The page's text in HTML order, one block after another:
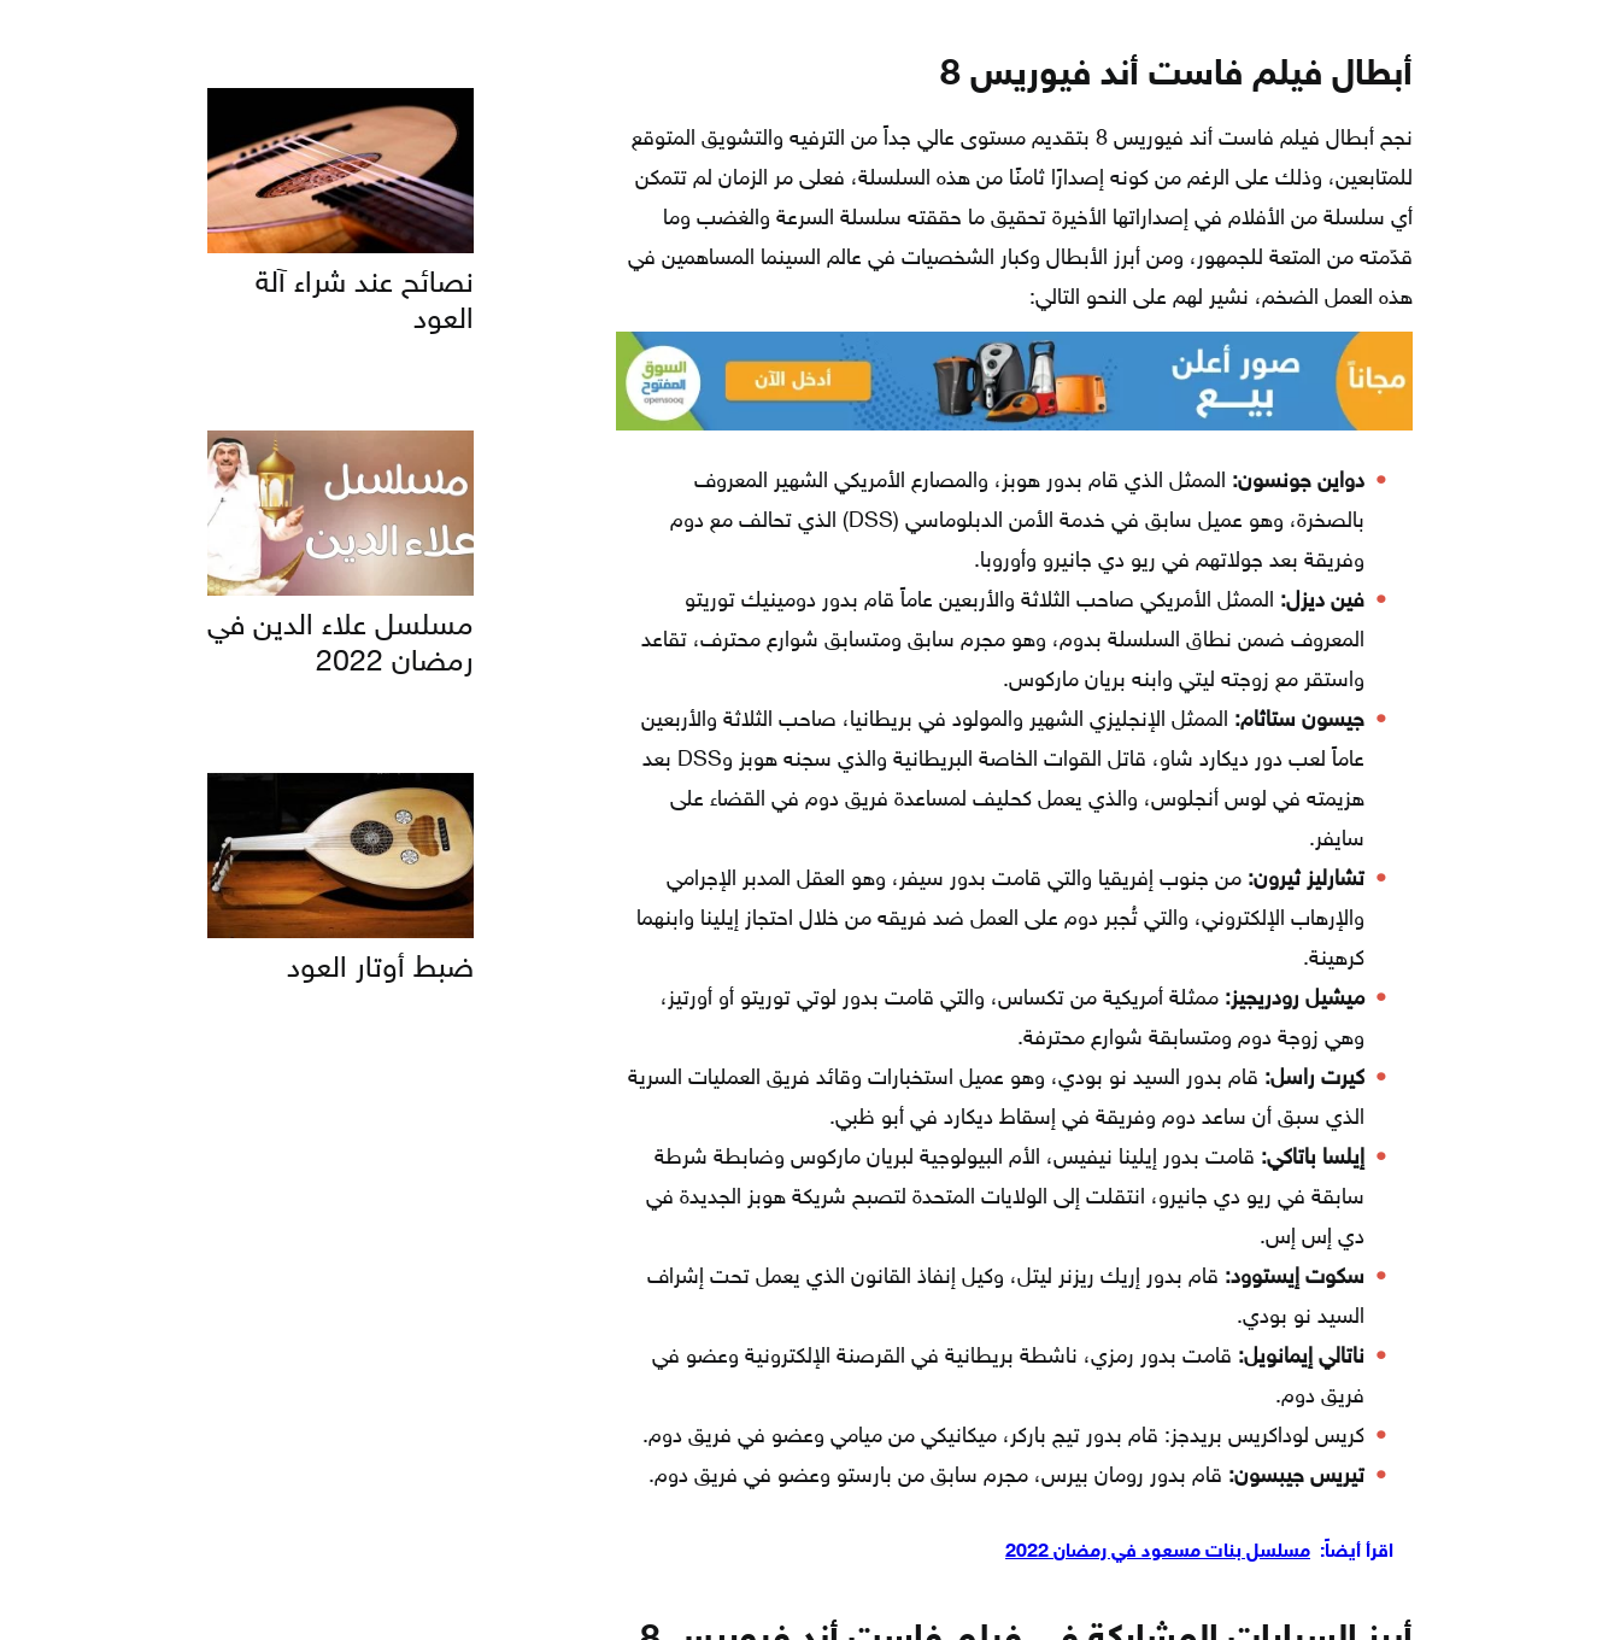
أبطال فيلم فاست أند فيوريس 8
نجح أبطال فيلم فاست أند فيوريس 8 بتقديم مستوى عالي جداً من الترفيه والتشويق المتوقع
للمتابعين، وذلك على الرغم من كونه إصدارًا ثامنًا من هذه السلسلة، فعلى مر الزمان لم تتمكن
أي سلسلة من الأفلام في إصداراتها الأخيرة تحقيق ما حققته سلسلة السرعة والغضب وما
قدّمته من المتعة للجمهور، ومن أبرز الأبطال وكبار الشخصيات في عالم السينما المساهمين في
هذه العمل الضخم، نشير لهم على النحو التالي:
دواين جونسون: الممثل الذي قام بدور هوبز، والمصارع الأمريكي الشهير المعروف
بالصخرة، وهو عميل سابق في خدمة الأمن الدبلوماسي (DSS) الذي تحالف مع دوم
وفريقة بعد جولاتهم في ريو دي جانيرو وأوروبا.
فين ديزل: الممثل الأمريكي صاحب الثلاثة والأربعين عاماً قام بدور دومينيك توريتو
المعروف ضمن نطاق السلسلة بدوم، وهو مجرم سابق ومتسابق شوارع محترف، تقاعد
واستقر مع زوجته ليتي وابنه بريان ماركوس.
جيسون ستاثام: الممثل الإنجليزي الشهير والمولود في بريطانيا، صاحب الثلاثة والأربعين
عاماً لعب دور ديكارد شاو، قاتل القوات الخاصة البريطانية والذي سجنه هوبز وDSS بعد
هزيمته في لوس أنجلوس، والذي يعمل كحليف لمساعدة فريق دوم في القضاء على
سايفر.
تشارليز ثيرون: من جنوب إفريقيا والتي قامت بدور سيفر، وهو العقل المدبر الإجرامي
والإرهاب الإلكتروني، والتي تُجبر دوم على العمل ضد فريقه من خلال احتجاز إيلينا وابنهما
كرهينة.
ميشيل رودريجيز: ممثلة أمريكية من تكساس، والتي قامت بدور لوتي توريتو أو أورتيز،
وهي زوجة دوم ومتسابقة شوارع محترفة.
كيرت راسل: قام بدور السيد نو بودي، وهو عميل استخبارات وقائد فريق العمليات السرية
الذي سبق أن ساعد دوم وفريقة في إسقاط ديكارد في أبو ظبي.
إيلسا باتاكي: قامت بدور إيلينا نيفيس، الأم البيولوجية لبريان ماركوس وضابطة شرطة
سابقة في ريو دي جانيرو، انتقلت إلى الولايات المتحدة لتصبح شريكة هوبز الجديدة في
دي إس إس.
سكوت إيستوود: قام بدور إريك ريزنر ليتل، وكيل إنفاذ القانون الذي يعمل تحت إشراف
السيد نو بودي.
ناتالي إيمانويل: قامت بدور رمزي، ناشطة بريطانية في القرصنة الإلكترونية وعضو في
فريق دوم.
كريس لوداكريس بريدجز: قام بدور تيج باركر، ميكانيكي من ميامي وعضو في فريق دوم.
تيريس جيبسون: قام بدور رومان بيرس، مجرم سابق من بارستو وعضو في فريق دوم.
اقرأ أيضاً: مسلسل بنات مسعود في رمضان 2022
نصائح عند شراء آلة
العود
مسلسل علاء الدين في
رمضان 2022
ضبط أوتار العود